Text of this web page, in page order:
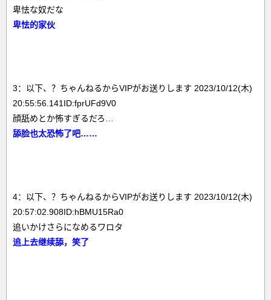
卑怯な奴だな
卑怯的家伙
3：以下、？ちゃんねるからVIPがお送りします 2023/10/12(木)
20:55:56.141ID:fprUFd9V0
顔舐めとか怖すぎるだろ…
舔脸也太恐怖了吧……
4：以下、？ちゃんねるからVIPがお送りします 2023/10/12(木)
20:57:02.908ID:hBMU15Ra0
追いかけさらになめるワロタ
追上去继续舔，笑了